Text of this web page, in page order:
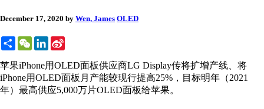
December 17, 2020 by Wen, James OLED
ShareWeChatLinkedIn
苹果iPhone用OLED面板供应商LG Display传将扩增产线、将
iPhone用OLED面板月产能较现行提高25%，目标明年（2021
年）最高供应5,000万片OLED面板给苹果。